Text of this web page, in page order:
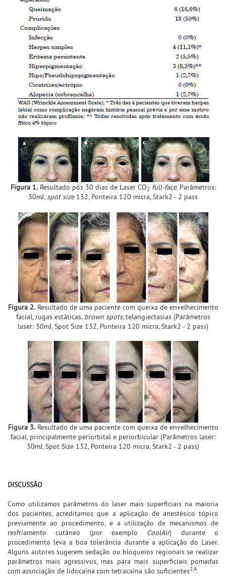
Figura 1.Resultado pós 30 dias de Laser CO2 full-face. Parâmetros:
30mJ,spot size132, Ponteira 120 micra, Stark2 - 2 pass
Figura 2.Resultado de uma paciente com queixa de envelhecimento
facial, rugas estáticas, brown spots, telangiectasias (Parâmetros
laser: 30mJ, Spot Size 132, Ponteira 120 micra, Stark2 - 2 pass)
Figura 3.Resultado de uma paciente com queixa de envelhecimento
facial, principalmente periorbital e periorbicular (Parâmetros laser:
30mJ, Spot Size 132, Ponteira 120 micra, Stark2 - 2 pass)
DISCUSSÃO
Como utilizamos parâmetros do laser mais superficiais na maioria
dos pacientes, acreditamos que a aplicação de anestésico tópico
previamente ao procedimento, e a utilização de mecanismos de
resfriamento cutâneo (por exemplo CoolAir) durante o
procedimento leva a boa tolerância durante a aplicação do Laser.
Alguns autores sugerem sedação ou bloqueios regionais se realizar
parâmetros mais agressivos, mas para mais superficiais pomadas
com associação de lidocaína com tetracaína são suficientes2,4.